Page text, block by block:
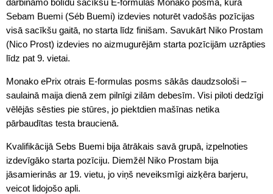
Sebam Buemi (Séb Buemi) izdevies noturēt vadošās pozīcijas
visā sacīkšu gaitā, no starta līdz finišam. Savukārt Niko Prostam
(Nico Prost) izdevies no aizmugurējām starta pozīcijām uzrāpties
līdz pat 9. vietai.
Monako ePrix otrais E-formulas posms sākās daudzsološi –
saulainā maija dienā zem pilnīgi zilām debesīm. Visi piloti dedzīgi
vēlējās sēsties pie stūres, jo piektdien mašīnas netika
pārbaudītas testa braucienā.
Kvalifikācijā Sebs Buemi bija ātrākais savā grupā, izpelnoties
izdevīgāko starta pozīciju. Diemžēl Niko Prostam bija
jāsamierinās ar 19. vietu, jo viņš neveiksmīgi aizķēra barjeru,
veicot lidojošo apli.